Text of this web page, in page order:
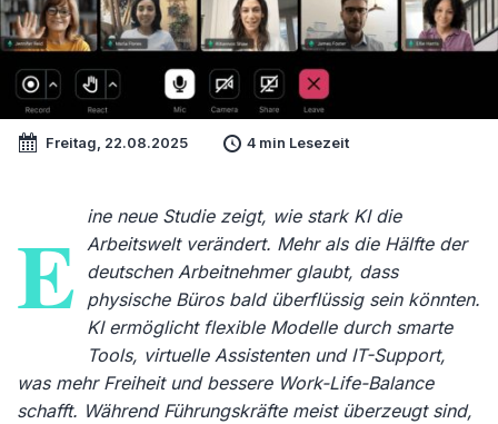
Freitag, 22.08.2025 4 min Lesezeit
E ine neue Studie zeigt, wie stark KI die
Arbeitswelt verändert. Mehr als die Hälfte der
deutschen Arbeitnehmer glaubt, dass
physische Büros bald überflüssig sein könnten.
KI ermöglicht flexible Modelle durch smarte
Tools, virtuelle Assistenten und IT-Support,
was mehr Freiheit und bessere Work-Life-Balance
schafft. Während Führungskräfte meist überzeugt sind,